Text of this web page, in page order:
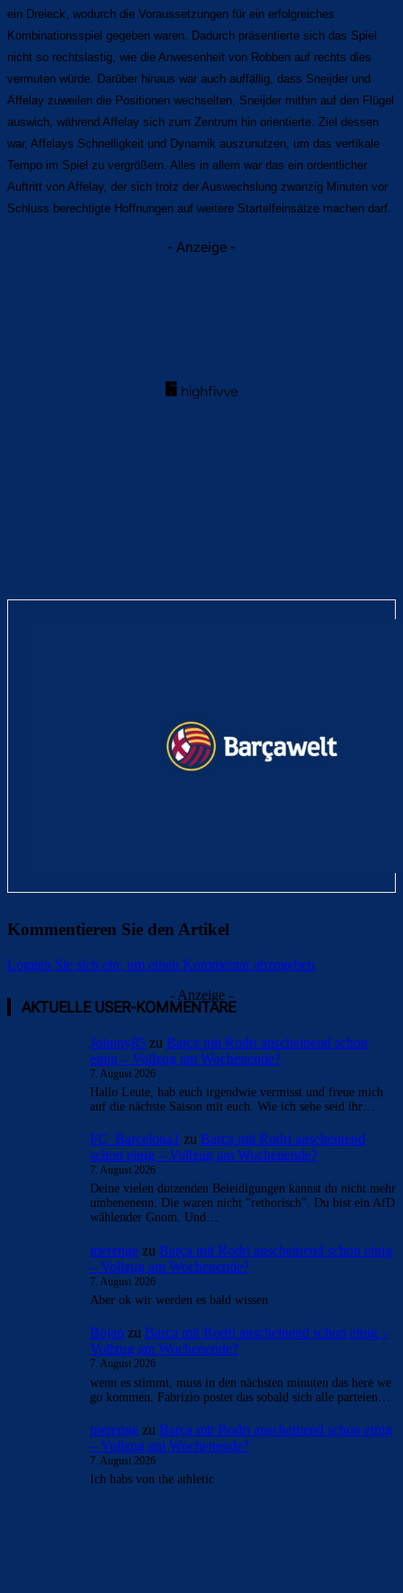
ein Dreieck, wodurch die Voraussetzungen für ein erfolgreiches
Kombinationsspiel gegeben waren. Dadurch präsentierte sich das Spiel
nicht so rechtslastig, wie die Anwesenheit von Robben auf rechts dies
vermuten würde. Darüber hinaus war auch auffällig, dass Sneijder und
Affelay zuweilen die Positionen wechselten, Sneijder mithin auf den Flügel
auswich, während Affelay sich zum Zentrum hin orientierte. Ziel dessen
war, Affelays Schnelligkeit und Dynamik auszunutzen, um das vertikale
Tempo im Spiel zu vergrößern. Alles in allem war das ein ordentlicher
Auftritt von Affelay, der sich trotz der Auswechslung zwanzig Minuten vor
Schluss berechtigte Hoffnungen auf weitere Startelfeinsätze machen darf.
- Anzeige -
Kommentieren Sie den Artikel
Loggen Sie sich ein, um einen Kommentar abzugeben
- Anzeige -
AKTUELLE USER-KOMMENTARE
Johnny85 zu Barça mit Rodri anscheinend schon
einig – Vollzug am Wochenende?
7. August 2026
Hallo Leute, hab euch irgendwie vermisst und freue mich
auf die nächste Saison mit euch. Wie ich sehe seid ihr…
FC_Barcelona1 zu Barça mit Rodri anscheinend
schon einig – Vollzug am Wochenende?
7. August 2026
Deine vielen dutzenden Beleidigungen kannst du nicht mehr
umbenenenn. Die waren nicht "rethorisch". Du bist ein AfD
wählender Gnom. Und…
merenge zu Barça mit Rodri anscheinend schon einig
– Vollzug am Wochenende?
7. August 2026
Aber ok wir werden es bald wissen
Bojan zu Barça mit Rodri anscheinend schon einig –
Vollzug am Wochenende?
7. August 2026
wenn es stimmt, muss in den nächsten minuten das here we
go kommen. Fabrizio postet das sobald sich alle parteien…
merenge zu Barça mit Rodri anscheinend schon einig
– Vollzug am Wochenende?
7. August 2026
Ich habs von the athletic